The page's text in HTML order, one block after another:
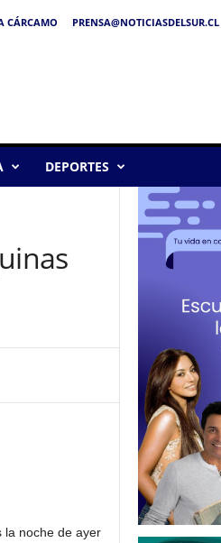
CÁRCAMO
PRENSA@NOTICIASDELSUR.CL
DEPORTES
la noche de ayer